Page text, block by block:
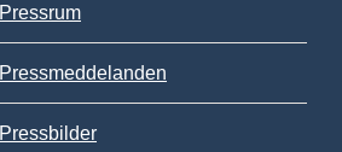
Pressrum
Pressmeddelanden
Pressbilder